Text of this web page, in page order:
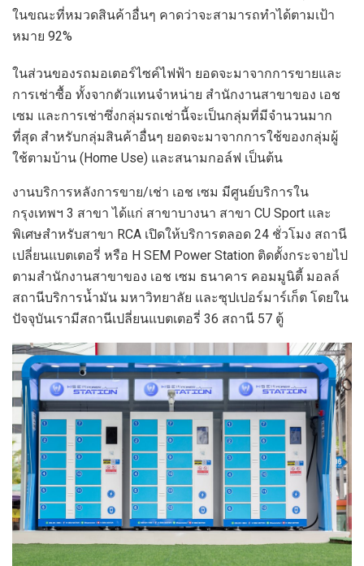
ในขณะที่หมวดสินค้าอื่นๆ คาดว่าจะสามารถทำได้ตามเป้า
หมาย 92%
ในส่วนของรถมอเตอร์ไซค์ไฟฟ้า ยอดจะมาจากการขายและ
การเช่าซื้อ ทั้งจากตัวแทนจำหน่าย สำนักงานสาขาของ เอช
เซม และการเช่าซึ่งกลุ่มรถเช่านี้จะเป็นกลุ่มที่มีจำนวนมาก
ที่สุด สำหรับกลุ่มสินค้าอื่นๆ ยอดจะมาจากการใช้ของกลุ่มผู้
ใช้ตามบ้าน (Home Use) และสนามกอล์ฟ เป็นต้น
งานบริการหลังการขาย/เช่า เอช เซม มีศูนย์บริการใน
กรุงเทพฯ 3 สาขา ได้แก่ สาขาบางนา สาขา CU Sport และ
พิเศษสำหรับสาขา RCA เปิดให้บริการตลอด 24 ชั่วโมง สถานี
เปลี่ยนแบตเตอรี่ หรือ H SEM Power Station ติดตั้งกระจายไป
ตามสำนักงานสาขาของ เอช เซม ธนาคาร คอมมูนิตี้ มอลล์
สถานีบริการน้ำมัน มหาวิทยาลัย และซุปเปอร์มาร์เก็ต โดยใน
ปัจจุบันเรามีสถานีเปลี่ยนแบตเตอรี่ 36 สถานี 57 ตู้